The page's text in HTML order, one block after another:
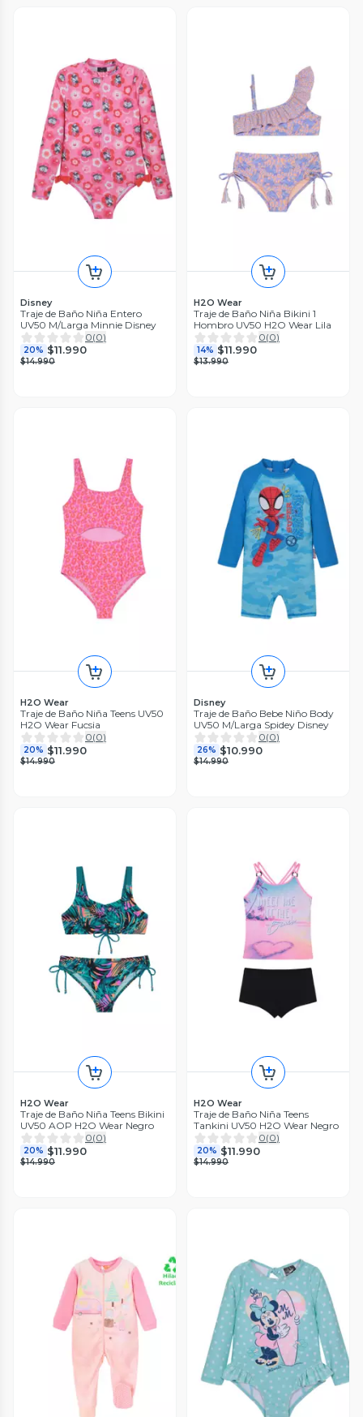
Disney
Traje de Baño Niña Entero
UV50 M/Larga Minnie Disney
0(0)
20% $11.990
$14.990
H2O Wear
Traje de Baño Niña Bikini 1
Hombro UV50 H2O Wear Lila
0(0)
14% $11.990
$13.990
H2O Wear
Traje de Baño Niña Teens UV50
H2O Wear Fucsia
0(0)
20% $11.990
$14.990
Disney
Traje de Baño Bebe Niño Body
UV50 M/Larga Spidey Disney
0(0)
26% $10.990
$14.990
H2O Wear
Traje de Baño Niña Teens Bikini
UV50 AOP H2O Wear Negro
0(0)
20% $11.990
$14.990
H2O Wear
Traje de Baño Niña Teens
Tankini UV50 H2O Wear Negro
0(0)
20% $11.990
$14.990